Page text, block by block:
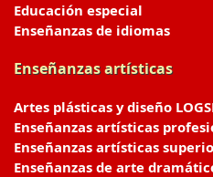
Educación especial
Enseñanzas de idiomas
Enseñanzas artísticas
Artes plásticas y diseño
Enseñanzas artísticas
Enseñanzas artísticas
Enseñanzas de arte